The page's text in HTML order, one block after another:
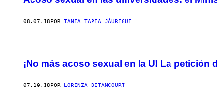
08.07.18 POR TANIA TAPIA JÁUREGUI
¡No más acoso sexual en la U! La
07.10.18POR LORENZA BETANCOURT